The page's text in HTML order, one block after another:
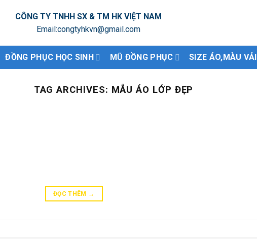
CÔNG TY TNHH SX & TM HK VIỆT NAM
Email:congtyhkvn@gmail.com
ĐỒNG PHỤC HỌC SINH MŨ ĐỒNG PHỤC SIZE ÁO,MÀU VẢI
TAG ARCHIVES: MẪU ÁO LỚP ĐẸP
ĐỌC THÊM →